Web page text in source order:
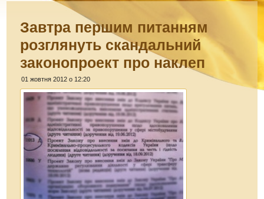
Завтра першим питанням
розглянуть скандальний
законопроект про наклеп
01 жовтня 2012 о 12:20